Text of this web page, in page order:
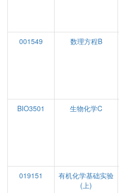
001549
数理方程B
BIO3501
生物化学C
019151
有机化学基础实验
(上)